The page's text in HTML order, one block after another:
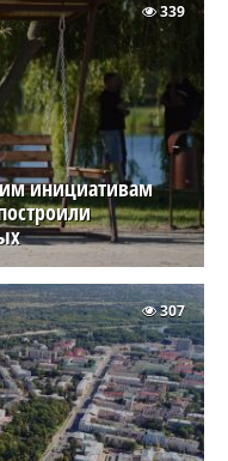
инициативам
339
307